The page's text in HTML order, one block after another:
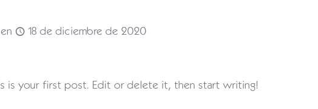
en 18 de diciembre de 2020
is your first post. Edit or delete it, then start writing!